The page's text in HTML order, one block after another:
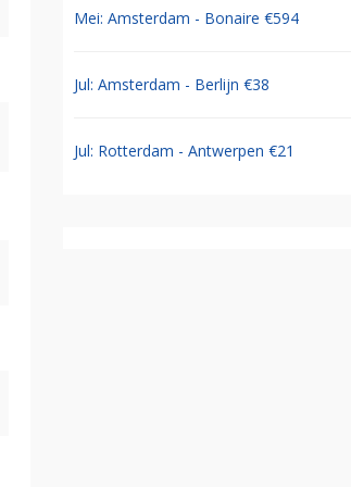
Mei: Amsterdam - Bonaire €594
Jul: Amsterdam - Berlijn €38
Jul: Rotterdam - Antwerpen €21